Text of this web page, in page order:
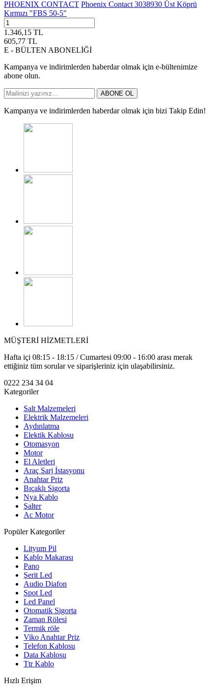
PHOENIX CONTACT Phoenix Contact 3038930 Üst Köprü
Kırmızı "FBS 50-5"
1.346,15 TL
605,77 TL
E - BÜLTEN ABONELİĞİ
Kampanya ve indirimlerden haberdar olmak için e-bültenimize
abone olun.
ABONE OL
Kampanya ve indirimlerden haberdar olmak için bizi Takip Edin!
MÜŞTERİ HİZMETLERİ
Hafta içi 08:15 - 18:15 / Cumartesi 09:00 - 16:00 arası merak
ettiğiniz tüm sorular ve siparişleriniz için ulaşabilirsiniz.
0222 234 34 04
Kategoriler
Şalt Malzemeleri
Elektrik Malzemeleri
Aydınlatma
Elektik Kablosu
Otomasyon
Motor
El Aletleri
Araç Şarj İstasyonu
Anahtar Priz
Bıçaklı Sigorta
Nya Kablo
Şalter
Ac Motor
Popüler Kategoriler
Lityum Pil
Kablo Makarası
Pano
Şerit Led
Audio Diafon
Spot Led
Led Panel
Otomatik Sigorta
Zaman Rölesi
Termik röle
Viko Anahtar Priz
Telefon Kablosu
Data Kablosu
Ttr Kablo
Hızlı Erişim